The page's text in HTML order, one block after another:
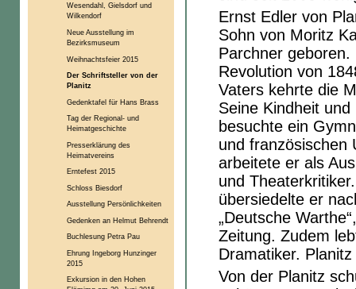
Ernst Edler von
Sohn von Moritz
Parchner
Revolution von
Vaters kehrte die
Seine Kindheit
besuchte ein
und französischen
arbeitete er als
und
übersiedelte er
„Deutsche
Zeitung. Zudem
Dramatiker.
Von der Planitz
Wesendahl, Gielsdorf und
Wilkendorf
Neue Ausstellung im
Bezirksmuseum
Weihnachtsfeier 2015
Der Schriftsteller von der
Planitz
Gedenktafel für Hans Brass
Tag der Regional- und
Heimatgeschichte
Presserklärung des
Heimatvereins
Erntefest 2015
Schloss Biesdorf
Ausstellung Persönlichkeiten
Gedenken an Helmut Behrendt
Buchlesung Petra Pau
Ehrung Ingeborg Hunzinger
2015
Exkursion in den Hohen